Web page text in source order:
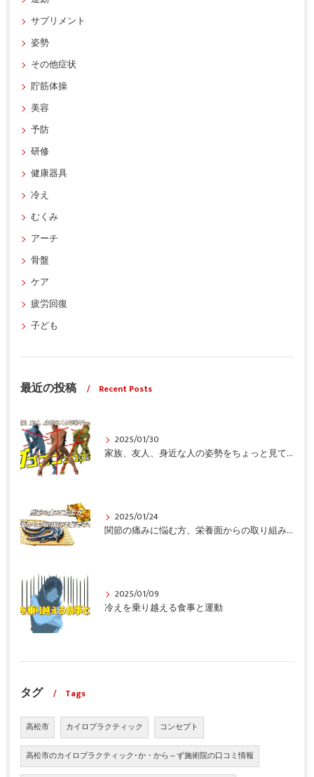
サプリメント
姿勢
その他症状
貯筋体操
美容
予防
研修
健康器具
冷え
むくみ
アーチ
骨盤
ケア
疲労回復
子ども
最近の投稿 Recent Posts
2025/01/30
家族、友人、身近な人の姿勢をちょっと見てみませんか？
2025/01/24
関節の痛みに悩む方、栄養面からの取り組みも重要ですよ！
2025/01/09
冷えを乗り越える食事と運動
タグ Tags
高松市 カイロプラクティック コンセプト
高松市のカイロプラクティック･か・から～ず施術院の口コミ情報